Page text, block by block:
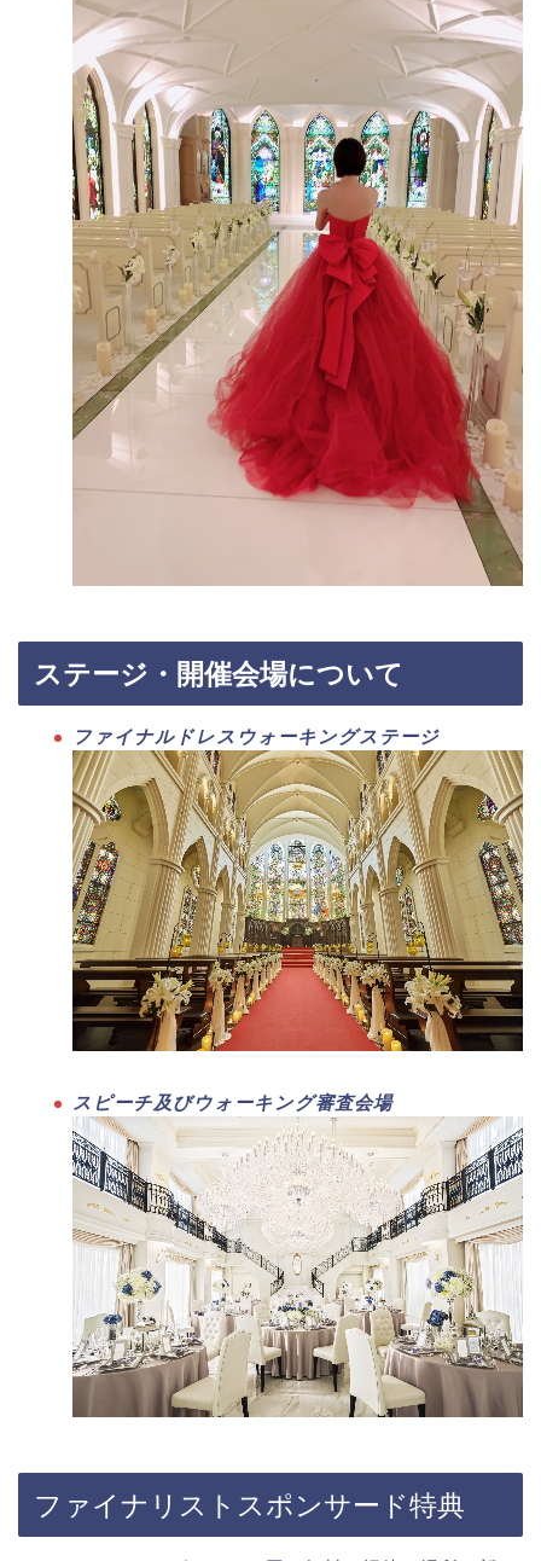
ステージ・開催会場について
ファイナルドレスウォーキングステージ
スピーチ及びウォーキング審査会場
ファイナリストスポンサード特典